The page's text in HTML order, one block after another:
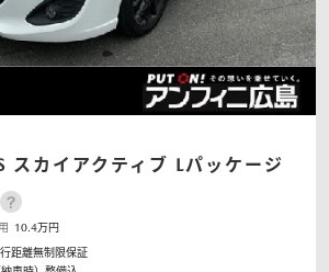
スカイアクティブ Lパッケージ
10.4万円
距離無制限保証